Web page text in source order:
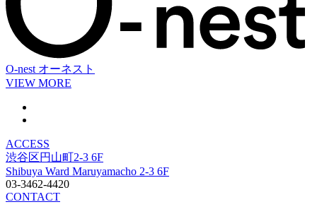
O-nest オーネスト
VIEW MORE
ACCESS
渋谷区円山町2-3 6F
Shibuya Ward Maruyamacho 2-3 6F
03-3462-4420
CONTACT